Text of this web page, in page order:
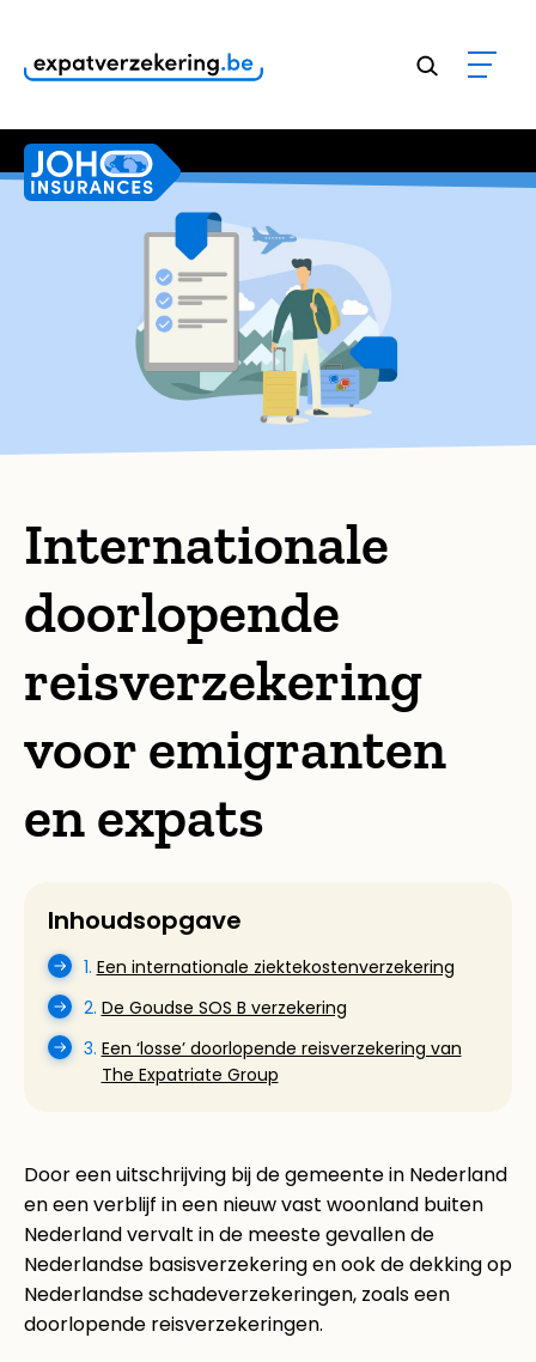
Klanten geven onze dienstverlening een
Internationale
doorlopende
reisverzekering
voor emigranten
en expats
Inhoudsopgave
1. Een internationale ziektekostenverzekering
2. De Goudse SOS B verzekering
3. Een ‘losse’ doorlopende reisverzekering van
The Expatriate Group
Door een uitschrijving bij de gemeente in Nederland
en een verblijf in een nieuw vast woonland buiten
Nederland vervalt in de meeste gevallen de
Nederlandse basisverzekering en ook de dekking op
Nederlandse schadeverzekeringen, zoals een
doorlopende reisverzekeringen.